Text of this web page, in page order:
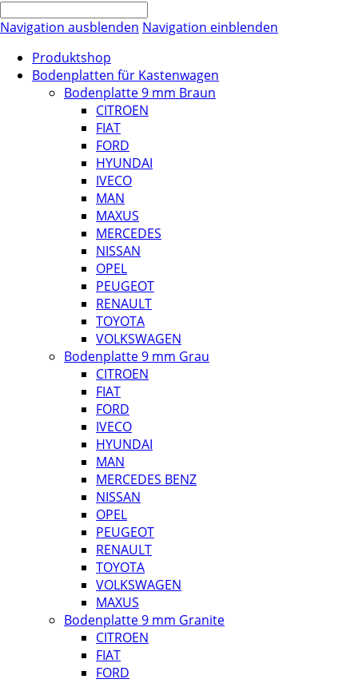
Navigation ausblenden Navigation einblenden
Produktshop
Bodenplatten für Kastenwagen
Bodenplatte 9 mm Braun
CITROEN
FIAT
FORD
HYUNDAI
IVECO
MAN
MAXUS
MERCEDES
NISSAN
OPEL
PEUGEOT
RENAULT
TOYOTA
VOLKSWAGEN
Bodenplatte 9 mm Grau
CITROEN
FIAT
FORD
IVECO
HYUNDAI
MAN
MERCEDES BENZ
NISSAN
OPEL
PEUGEOT
RENAULT
TOYOTA
VOLKSWAGEN
MAXUS
Bodenplatte 9 mm Granite
CITROEN
FIAT
FORD